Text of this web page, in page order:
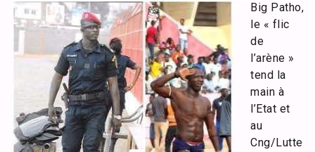
Big Patho,
le « flic
de
l’arène »
tend la
main à
l’Etat et
au
Cng/Lutte